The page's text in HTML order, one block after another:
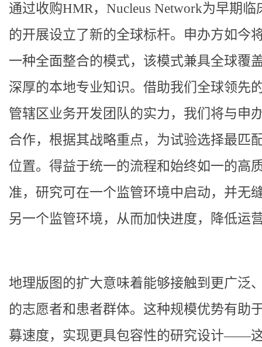
通过收购HMR，Nucleus Network为早期临
的开展设立了新的全球标杆。申办方如今
一种全面整合的模式，该模式兼具全球覆
深厚的本地专业知识。借助我们全球领先
管辖区业务开发团队的实力，我们将与申
合作，根据其战略重点，为试验选择最匹
位置。得益于统一的流程和始终如一的高
准，研究可在一个监管环境中启动，并无
另一个监管环境，从而加快进度，降低运
地理版图的扩大意味着能够接触到更广泛
的志愿者和患者群体。这种规模优势有助
募速度，实现更具包容性的研究设计——